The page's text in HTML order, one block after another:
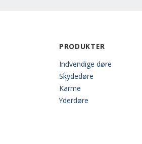
PRODUKTER
Indvendige døre
Skydedøre
Karme
Yderdøre